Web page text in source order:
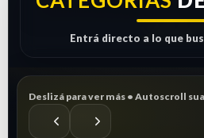
Entrá directo a lo que
Deslizá para ver más • Autoscroll